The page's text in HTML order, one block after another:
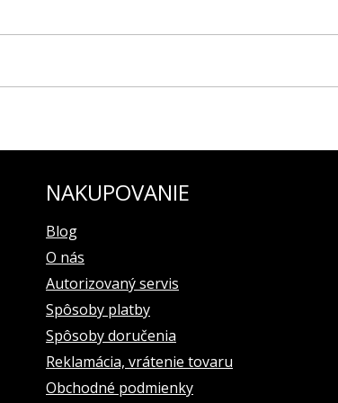
logom POLJOT INTERNATIONAL
v polohe 6 hod.), 24-hodin.ciferník/indikátor dňa a
NAKUPOVANIE
Blog
O nás
Autorizovaný servis
Spôsoby platby
Spôsoby doručenia
Reklamácia, vrátenie tovaru
Obchodné podmienky